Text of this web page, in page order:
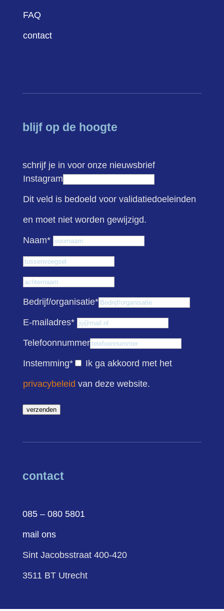
FAQ
contact
blijf op de hoogte
schrijf je in voor onze nieuwsbrief
Instagram
Dit veld is bedoeld voor validatiedoeleinden
en moet niet worden gewijzigd.
Naam*
Bedrijf/organisatie*
E-mailadres*
Telefoonnummer
Instemming* Ik ga akkoord met het
privacybeleid van deze website.
verzenden
contact
085 – 080 5801
mail ons
Sint Jacobsstraat 400-420
3511 BT Utrecht